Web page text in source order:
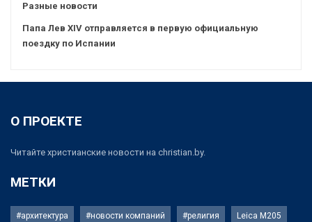
Разные новости
Папа Лев XIV отправляется в первую официальную
поездку по Испании
О ПРОЕКТЕ
Читайте христианские новости на christian.by.
МЕТКИ
#архитектура #новости компаний #религия Leica M205